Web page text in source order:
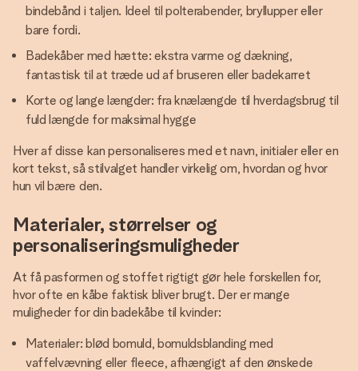
bindebånd i taljen. Ideel til polterabender, bryllupper eller
bare fordi.
Badekåber med hætte: ekstra varme og dækning,
fantastisk til at træde ud af bruseren eller badekarret
Korte og lange længder: fra knælængde til hverdagsbrug til
fuld længde for maksimal hygge
Hver af disse kan personaliseres med et navn, initialer eller en
kort tekst, så stilvalget handler virkelig om, hvordan og hvor
hun vil bære den.
Materialer, størrelser og
personaliseringsmuligheder
At få pasformen og stoffet rigtigt gør hele forskellen for,
hvor ofte en kåbe faktisk bliver brugt. Der er mange
muligheder for din badekåbe til kvinder:
Materialer: blød bomuld, bomuldsblanding med
vaffelvævning eller fleece, afhængigt af den ønskede